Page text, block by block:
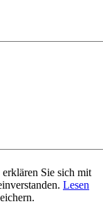
Sie sich mit
Lesen